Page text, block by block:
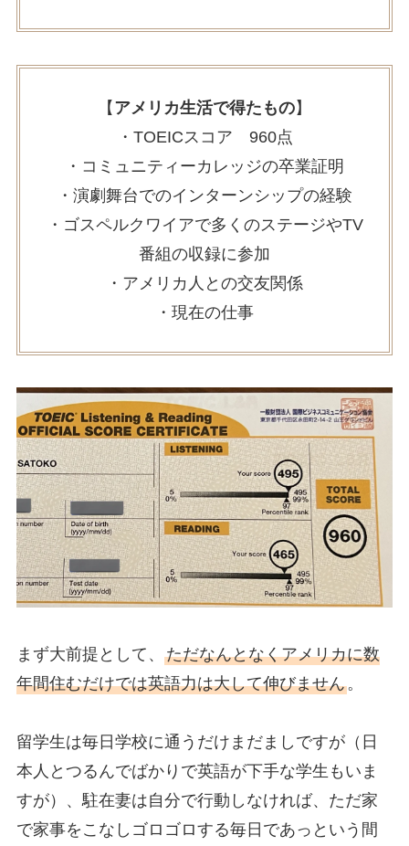
【 アメリカ生活で得たもの】
・TOEICスコア 960点
・コミュニティーカレッジの卒業証明
・演劇舞台でのインターンシップの経験
・ゴスペルクワイアで多くのステージやTV
番組の収録に参加
・アメリカ人との交友関係
・現在の仕事
まず大前提として、 ただなんとなくアメリカに数
年間住むだけでは英語力は大して伸びません。
留学生は毎日学校に通うだけまだましですが（日
本人とつるんでばかりで英語が下手な学生もいま
すが）、駐在妻は自分で行動しなければ、ただ家
で家事をこなしゴロゴロする毎日であっという間